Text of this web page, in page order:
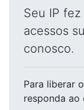
Seu IP
acessos
conosco.
Para liberar
responda ao